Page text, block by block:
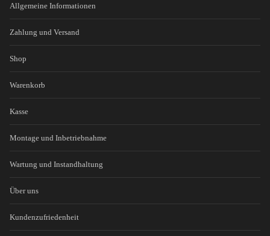
Allgemeine Informationen
Zahlung und Versand
Shop
Warenkorb
Kasse
Montage und Inbetriebnahme
Wartung und Instandhaltung
Über uns
Kundenzufriedenheit